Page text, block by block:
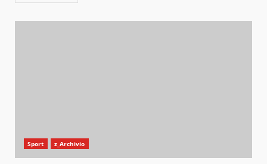
Sport z_Archivio